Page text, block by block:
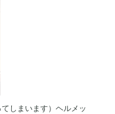
しまいます）ヘルメッ